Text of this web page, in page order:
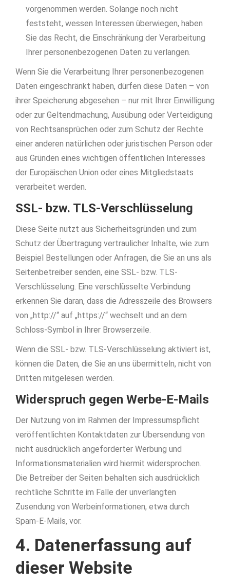
vorgenommen werden. Solange noch nicht
feststeht, wessen Interessen überwiegen, haben
Sie das Recht, die Einschränkung der Verarbeitung
Ihrer personenbezogenen Daten zu verlangen.
Wenn Sie die Verarbeitung Ihrer personenbezogenen
Daten eingeschränkt haben, dürfen diese Daten – von
ihrer Speicherung abgesehen – nur mit Ihrer Einwilligung
oder zur Geltendmachung, Ausübung oder Verteidigung
von Rechtsansprüchen oder zum Schutz der Rechte
einer anderen natürlichen oder juristischen Person oder
aus Gründen eines wichtigen öffentlichen Interesses
der Europäischen Union oder eines Mitgliedstaats
verarbeitet werden.
SSL- bzw. TLS-Verschlüsselung
Diese Seite nutzt aus Sicherheitsgründen und zum
Schutz der Übertragung vertraulicher Inhalte, wie zum
Beispiel Bestellungen oder Anfragen, die Sie an uns als
Seitenbetreiber senden, eine SSL- bzw. TLS-
Verschlüsselung. Eine verschlüsselte Verbindung
erkennen Sie daran, dass die Adresszeile des Browsers
von „http://“ auf „https://“ wechselt und an dem
Schloss-Symbol in Ihrer Browserzeile.
Wenn die SSL- bzw. TLS-Verschlüsselung aktiviert ist,
können die Daten, die Sie an uns übermitteln, nicht von
Dritten mitgelesen werden.
Widerspruch gegen Werbe-E-Mails
Der Nutzung von im Rahmen der Impressumspflicht
veröffentlichten Kontaktdaten zur Übersendung von
nicht ausdrücklich angeforderter Werbung und
Informationsmaterialien wird hiermit widersprochen.
Die Betreiber der Seiten behalten sich ausdrücklich
rechtliche Schritte im Falle der unverlangten
Zusendung von Werbeinformationen, etwa durch
Spam-E-Mails, vor.
4. Datenerfassung auf
dieser Website